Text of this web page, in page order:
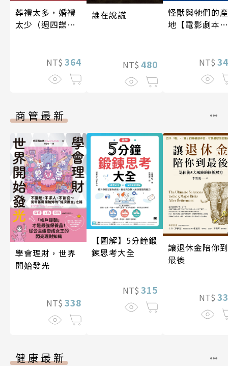
葬禮太多，婚禮
太少（週四謀殺
NT$ 364
誰在說謊
NT$ 480
怪獸與牠們的產
地【電影劇本
NT$
商管最新
學會理財，世界
開始發光
NT$ 338
【圖解】5分鐘鍛
鍊思考大全
NT$ 315
讓退休金陪你到
最後
NT$
健康最新